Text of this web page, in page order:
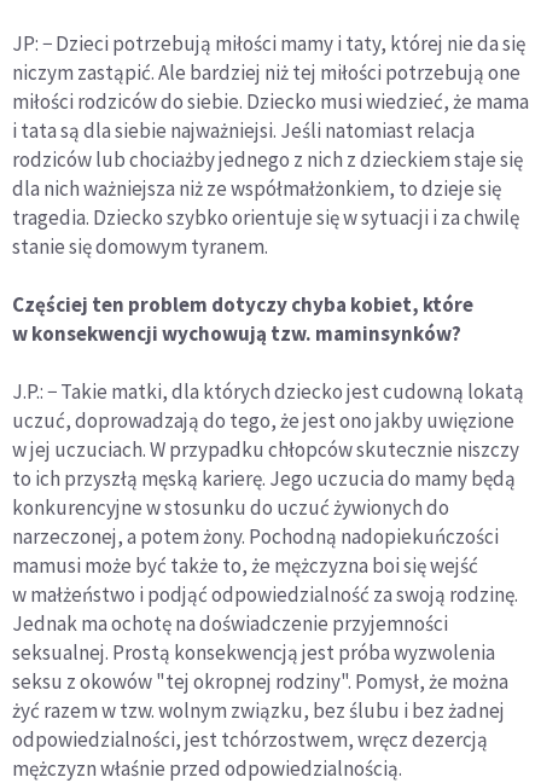
JP: − Dzieci potrzebują miłości mamy i taty, której nie da się
niczym zastąpić. Ale bardziej niż tej miłości potrzebują one
miłości rodziców do siebie. Dziecko musi wiedzieć, że mama
i tata są dla siebie najważniejsi. Jeśli natomiast relacja
rodziców lub chociażby jednego z nich z dzieckiem staje się
dla nich ważniejsza niż ze współmałżonkiem, to dzieje się
tragedia. Dziecko szybko orientuje się w sytuacji i za chwilę
stanie się domowym tyranem.
Częściej ten problem dotyczy chyba kobiet, które
w konsekwencji wychowują tzw. maminsynków?
J.P.: − Takie matki, dla których dziecko jest cudowną lokatą
uczuć, doprowadzają do tego, że jest ono jakby uwięzione
w jej uczuciach. W przypadku chłopców skutecznie niszczy
to ich przyszłą męską karierę. Jego uczucia do mamy będą
konkurencyjne w stosunku do uczuć żywionych do
narzeczonej, a potem żony. Pochodną nadopiekuńczości
mamusi może być także to, że mężczyzna boi się wejść
w małżeństwo i podjąć odpowiedzialność za swoją rodzinę.
Jednak ma ochotę na doświadczenie przyjemności
seksualnej. Prostą konsekwencją jest próba wyzwolenia
seksu z okowów "tej okropnej rodziny". Pomysł, że można
żyć razem w tzw. wolnym związku, bez ślubu i bez żadnej
odpowiedzialności, jest tchórzostwem, wręcz dezercją
mężczyzn właśnie przed odpowiedzialnością.